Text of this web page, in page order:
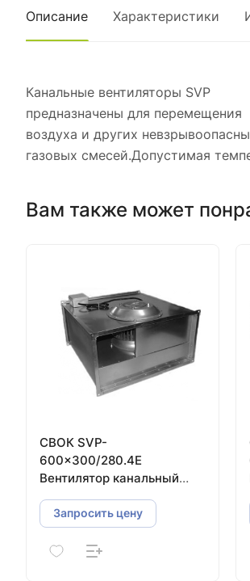
Описание Характеристики
Канальные вентиляторы SVP
предназначены для перемещения
воздуха и других
газовых смесей.Допустимая
Вам также может
СВОК SVP-
600×300/280.4E
Вентилятор канальный
прямоугольный
Запросить цену